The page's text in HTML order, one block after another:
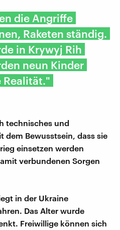
die Angriffe
Raketen ständig.
in Krywyj Rih
neun Kinder
Realität."
technisches und
dem Bewusstsein, dass sie
einsetzen werden
verbundenen Sorgen
in der Ukraine
Das Alter wurde
Freiwillige können sich